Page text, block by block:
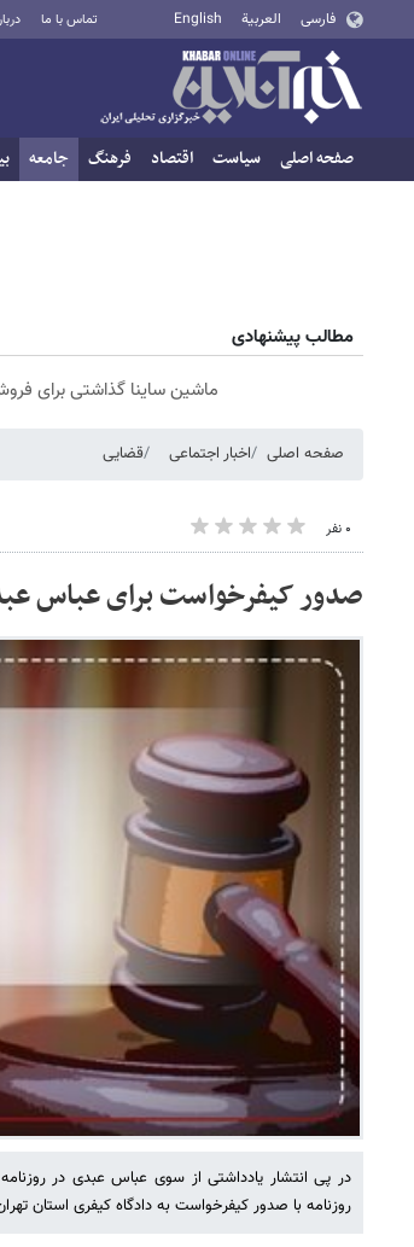
فارسی العربية English تماس با ما
صفحه اصلی سیاست اقتصاد فرهنگ جامعه
مطالب پیشنهادی
ماشین ساینا گذاشتی برای
صفحه اصلی اخبار اجتماعی قضایی
۰ نفر
صدور کیفرخواست برای عباس
در پی انتشار یادداشتی از سوی عباس عبدی در
روزنامه با صدور کیفرخواست به دادگاه کیفری استان